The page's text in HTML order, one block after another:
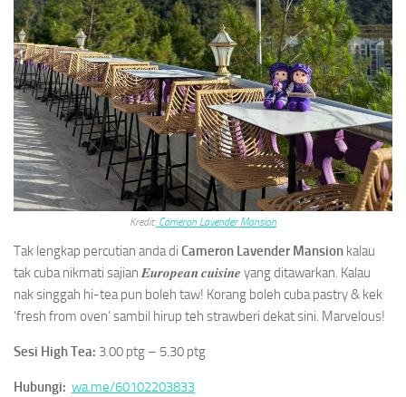
Kredit:Cameron Lavender Mansion
Tak lengkap percutian anda di Cameron Lavender Mansion kalau
tak cuba nikmati sajian 𝑬𝒖𝒓𝒐𝒑𝒆𝒂𝒏 𝒄𝒖𝒊𝒔𝒊𝒏𝒆 yang ditawarkan. Kalau
nak singgah hi-tea pun boleh taw! Korang boleh cuba pastry & kek
‘fresh from oven’ sambil hirup teh strawberi dekat sini. Marvelous!
Sesi High Tea: 3.00 ptg – 5.30 ptg
Hubungi: wa.me/60102203833